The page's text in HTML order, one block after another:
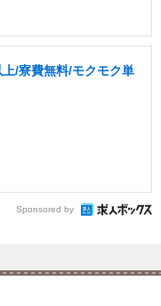
/寮費無料/モクモク単
Sponsored by